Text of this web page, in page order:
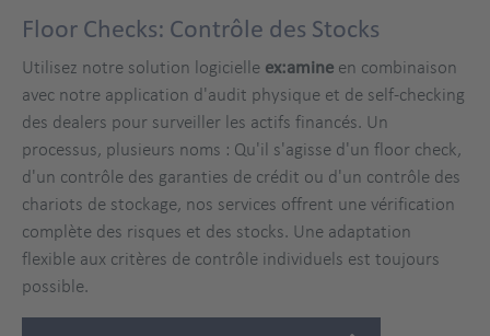
Floor Checks: Contrôle des Stocks
Utilisez notre solution logicielle ex:amine en combinaison
avec notre application d'audit physique et de self-checking
des dealers pour surveiller les actifs financés. Un
processus, plusieurs noms : Qu'il s'agisse d'un floor check,
d'un contrôle des garanties de crédit ou d'un contrôle des
chariots de stockage, nos services offrent une vérification
complète des risques et des stocks. Une adaptation
flexible aux critères de contrôle individuels est toujours
possible.